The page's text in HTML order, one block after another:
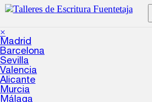
×
Madrid
Barcelona
Sevilla
Valencia
Alicante
Murcia
Málaga